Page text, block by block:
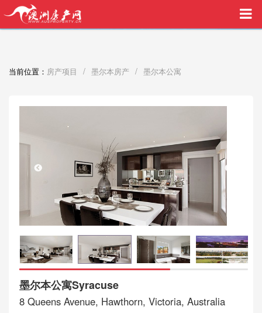
买家中介VIP服务，助您安心购房
当前位置： 房产项目 / 墨尔本房产 / 墨尔本公寓
墨尔本公寓Syracuse
8 Queens Avenue, Hawthorn, Victoria, Australia